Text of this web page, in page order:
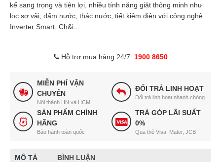
kế sang trọng và tiện lợi, nhiều tính năng giặt thông minh như
lọc sơ vãi; đấm nước, thác nước, tiết kiệm điện với công nghệ
Inverter Smart. Ch&i...
Hỗ trợ mua hàng 24/7: 1900 8650
MIỄN PHÍ VẬN
CHUYỂN
Nội thành HN và HCM
ĐỔI TRẢ LINH HOẠT
Đổi trả linh hoạt nhanh chóng
SẢN PHẨM CHÍNH
HÃNG
Bảo hành toàn quốc
TRẢ GÓP LÃI SUẤT
0%
Qua thẻ Visa, Mater, JCB
MÔ TẢ BÌNH LUẬN